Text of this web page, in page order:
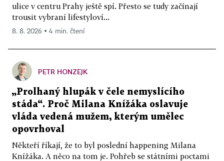
ulice v centru Prahy ještě spí. Přesto se tudy začínají
trousit vybraní lifestyloví...
8. 8. 2026 ▪ 4 min. čtení
PETR HONZEJK
„Prolhaný hlupák v čele nemyslícího
stáda“. Proč Milana Knížáka oslavuje
vláda vedená mužem, kterým umělec
opovrhoval
Někteří říkají, že to byl poslední happening Milana
Knížáka. A něco na tom je. Pohřeb se státními poctami